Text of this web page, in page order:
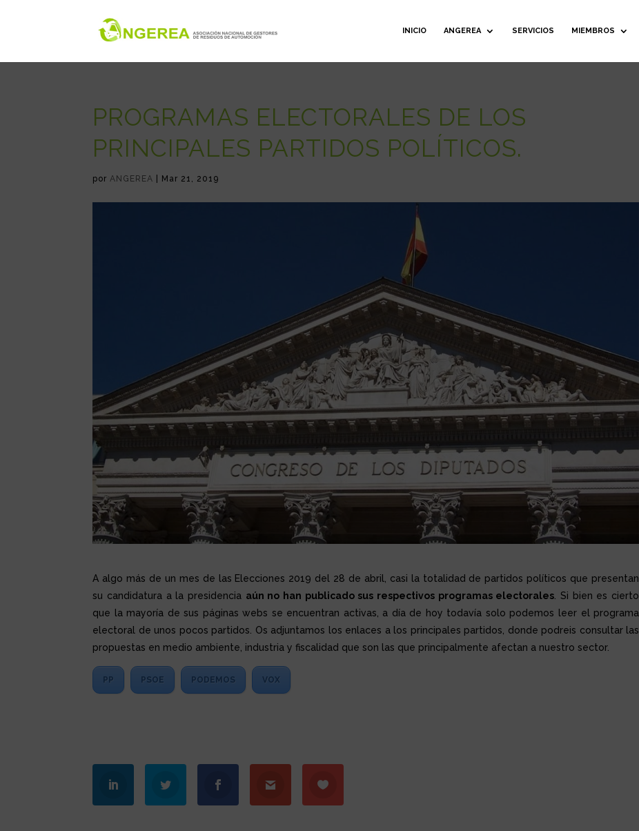
INICIO ANGEREA SERVICIOS MIEMBROS
PROGRAMAS ELECTORALES DE LOS
PRINCIPALES PARTIDOS POLÍTICOS.
porANGEREA Mar 21, 2019
A algo más de un mes de las Elecciones 2019 del 28 de abril, casi la totalidad de partidos políticos que presentan
su candidatura a la presidencia aún no han publicado sus respectivos programas electorales . Si bien es cierto
que la mayoría de sus páginas webs se encuentran activas, a día de hoy todavía solo podemos leer el programa
electoral de unos pocos partidos. Os adjuntamos los enlaces a los principales partidos, donde podreis consultar las
propuestas en medio ambiente, industria y fiscalidad que son las que principalmente afectan a nuestro sector.
PP PSOE PODEMOS VOX